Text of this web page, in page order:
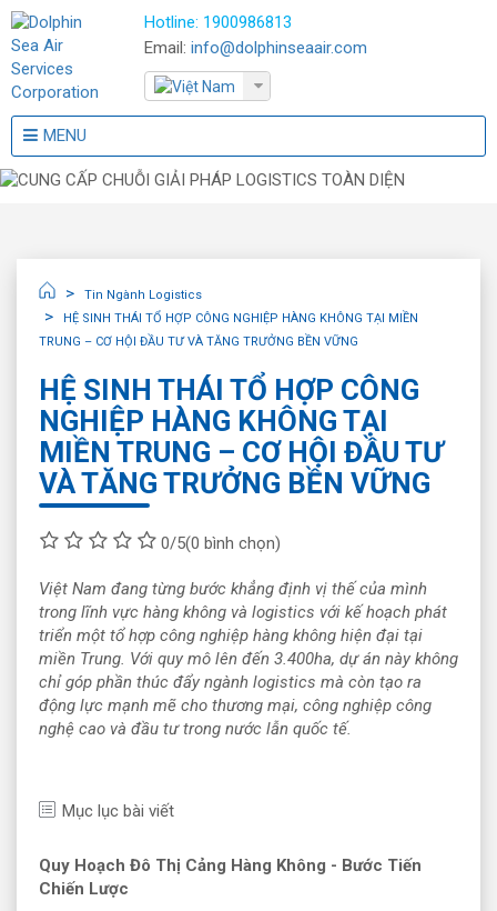
Hotline: 1900986813
Email: info@dolphinseaair.com
MENU
Tin Ngành Logistics
HỆ SINH THÁI TỔ HỢP CÔNG NGHIỆP HÀNG KHÔNG TẠI MIỀN
TRUNG – CƠ HỘI ĐẦU TƯ VÀ TĂNG TRƯỞNG BỀN VỮNG
HỆ SINH THÁI TỔ HỢP CÔNG
NGHIỆP HÀNG KHÔNG TẠI
MIỀN TRUNG – CƠ HỘI ĐẦU TƯ
VÀ TĂNG TRƯỞNG BỀN VỮNG
0/5(0 bình chọn)
Việt Nam đang từng bước khẳng định vị thế của mình
trong lĩnh vực hàng không và logistics với kế hoạch phát
triển một tổ hợp công nghiệp hàng không hiện đại tại
miền Trung. Với quy mô lên đến 3.400ha, dự án này không
chỉ góp phần thúc đẩy ngành logistics mà còn tạo ra
động lực mạnh mẽ cho thương mại, công nghiệp công
nghệ cao và đầu tư trong nước lẫn quốc tế.
Mục lục bài viết
Quy Hoạch Đô Thị Cảng Hàng Không - Bước Tiến
Chiến Lược